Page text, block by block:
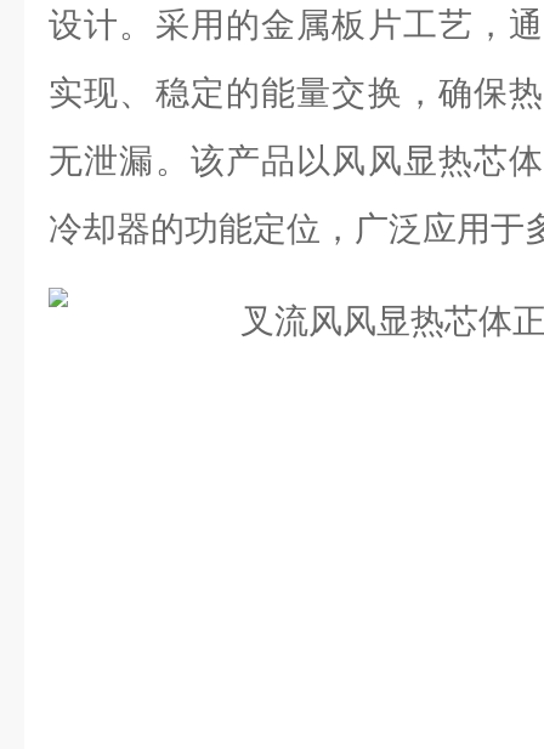
设计。采用的金属板片工艺，
实现、稳定的能量交换，确保
无泄漏。该产品以风风显热芯
冷却器的功能定位，广泛应用于